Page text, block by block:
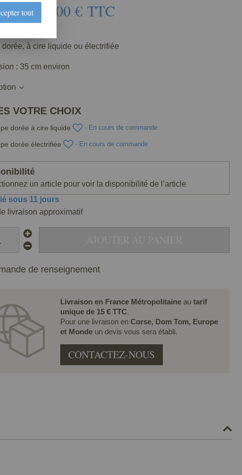
de 1162 00 € TTC
dorée, à cire liquide ou électrifiée
: 35 cm environ
VOTRE CHOIX
dorée à cire liquide - En cours de commande
dorée électrifiée - En cours de commande
un article pour voir la disponibilité de l’article
sous 11 jours
livraison approximatif
de renseignement
Livraison en France Métropolitaineau tarif
unique de 15 € TTC.
Pour une livraison en Corse, Dom Tom, Europe
et Monde un devis vous sera établi.
CONTACTEZ-NOUS
tout